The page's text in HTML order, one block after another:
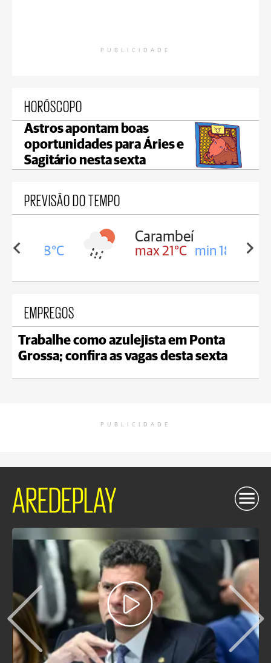
PUBLICIDADE
HORÓSCOPO
Astros apontam boas
oportunidades para Áries e
Sagitário nesta sexta
PREVISÃO DO TEMPO
18°C
Carambeí
max 21°C min 18°C
EMPREGOS
Trabalhe como azulejista em Ponta
Grossa; confira as vagas desta sexta
PUBLICIDADE
AREDEPLAY